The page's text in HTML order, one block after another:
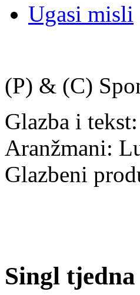
Ugasi misli
(P) & (C)
Glazba i
Aranžmani:
Glazbeni
Singl tjedna